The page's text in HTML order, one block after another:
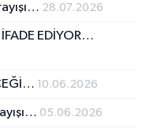
28.07.2026
İFADE EDİYOR…
10.06.2026
05.06.2026